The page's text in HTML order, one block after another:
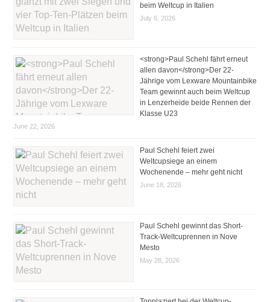
beim Weltcup in Italien
July 6, 2026
<strong>Paul Schehl fährt erneut
allen davon</strong>Der 22-
Jährige vom Lexware Mountainbike
Team gewinnt auch beim Weltcup
in Lenzerheide beide Rennen der
Klasse U23
June 22, 2026
Paul Schehl feiert zwei
Weltcupsiege an einem
Wochenende – mehr geht nicht
June 18, 2026
Paul Schehl gewinnt das Short-
Track-Weltcuprennen in Nove
Mesto
May 28, 2026